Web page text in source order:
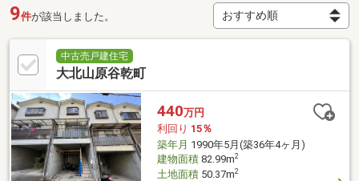
9件が該当しました。
中古売戸建住宅
大北山原谷乾町
440万円
利回り 15％
築年月 1990年5月(築36年4ヶ月)
建物面積82.99m2
土地面積50.37m2